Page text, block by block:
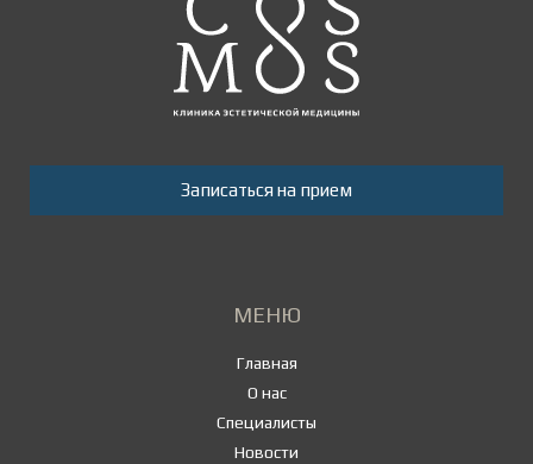
Записаться на прием
МЕНЮ
Главная
О нас
Специалисты
Новости